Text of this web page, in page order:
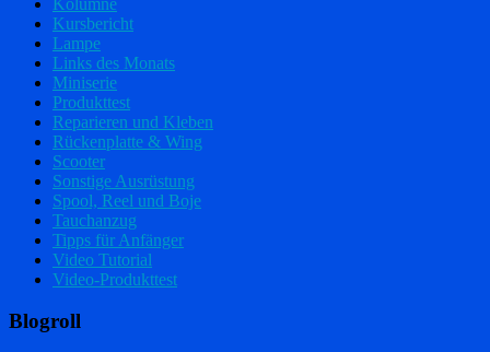
Kursbericht
Lampe
Links des Monats
Miniserie
Produkttest
Reparieren und Kleben
Rückenplatte & Wing
Scooter
Sonstige Ausrüstung
Spool, Reel und Boje
Tauchanzug
Tipps für Anfänger
Video Tutorial
Video-Produkttest
Blogroll